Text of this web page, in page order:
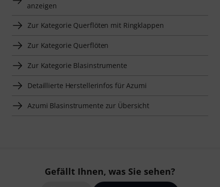
anzeigen
Zur Kategorie Querflöten mit Ringklappen
Zur Kategorie Querflöten
Zur Kategorie Blasinstrumente
Detaillierte Herstellerinfos für Azumi
Azumi Blasinstrumente zur Übersicht
Gefällt Ihnen, was Sie sehen?